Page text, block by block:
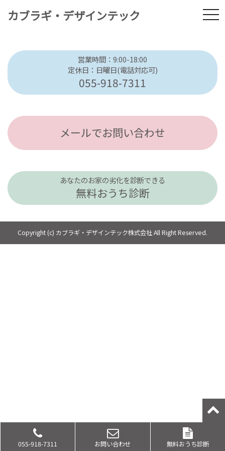
カブラギ・デザインテック
営業時間：9:00-18:00
定休日：日曜日(電話対応可)
055-918-7311
メールでお問い合わせ
あなたのお家の劣化を診断できる
無料おうち診断
Copyright (c) カブラギ・デザインテック株式会社 All Right Reserved.
055-918-7311 お問い合わせ 無料おうち診断